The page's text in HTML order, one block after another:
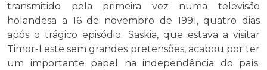
transmitido pela primeira vez numa televisão
holandesa a 16 de novembro de 1991, quatro dias
após o trágico episódio. Saskia, que estava a visitar
Timor-Leste sem grandes pretensões, acabou por ter
um importante papel na independência do país.